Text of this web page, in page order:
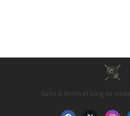
Suits & Shirts el blog de